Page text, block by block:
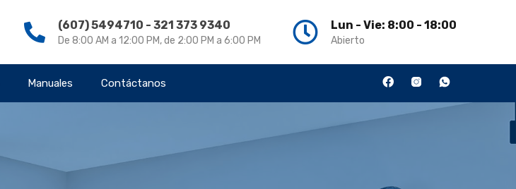
(607) 5494710 - 321 373 9340
De 8:00 AM a 12:00 PM, de 2:00 PM a 6:00 PM
Lun - Vie: 8:00 - 18:00
Abierto
Manuales Contáctanos